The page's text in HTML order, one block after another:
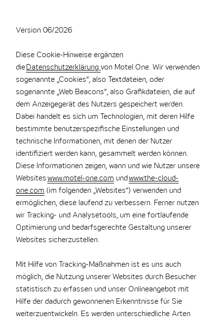
Version 06/2026
Diese Cookie-Hinweise ergänzen
die Datenschutzerklärungvon Motel One. Wir verwenden
sogenannte „Cookies“, also Textdateien, oder
sogenannte „Web Beacons“, also Grafikdateien, die auf
dem Anzeigegerät des Nutzers gespeichert werden.
Dabei handelt es sich um Technologien, mit deren Hilfe
bestimmte benutzerspezifische Einstellungen und
technische Informationen, mit denen der Nutzer
identifiziert werden kann, gesammelt werden können.
Diese Informationen zeigen, wann und wie Nutzer unsere
Websiteswww.motel-one.com undwww.the-cloud-
one.com (im folgenden „Websites“) verwenden und
ermöglichen, diese laufend zu verbessern. Ferner nutzen
wir Tracking- und Analysetools, um eine fortlaufende
Optimierung und bedarfsgerechte Gestaltung unserer
Websites sicherzustellen.
Mit Hilfe von Tracking-Maßnahmen ist es uns auch
möglich, die Nutzung unserer Websites durch Besucher
statistisch zu erfassen und unser Onlineangebot mit
Hilfe der dadurch gewonnenen Erkenntnisse für Sie
weiterzuentwickeln. Es werden unterschiedliche Arten